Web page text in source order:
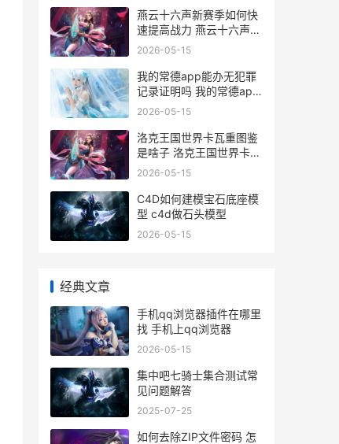
燕云十六声新赛季如何快
速提高战力 燕云十六声新
赛季T0流派
2026-05-15
我的常德app能办无犯罪
记录证明吗 我的常德app
注册认证流程
2026-05-15
洛克王国世界卡瓦重图鉴
是啥子 洛克王国世界卡卡
鸟果实怎么得
2026-05-15
C4D如何建模宝石底座模
型 c4d做石头模型
2026-05-15
经典文章
手机qq浏览器插件在哪里
找 手机上qq浏览器
2026-05-15
集中吧七骑士集合测试常
见问题解答
2025-07-25
如何去除ZIP文件密码 怎